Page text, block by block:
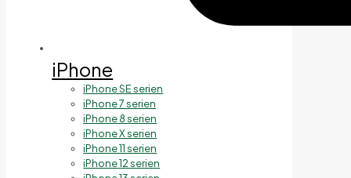
iPhone
iPhone SE serien
iPhone 7 serien
iPhone 8 serien
iPhone X serien
iPhone 11 serien
iPhone 12 serien